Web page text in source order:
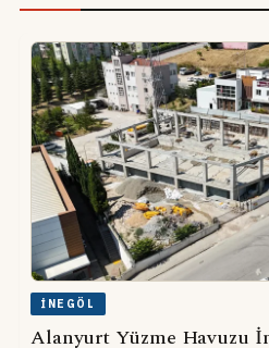
İNEGÖL
Alanyurt Yüzme Havuzu